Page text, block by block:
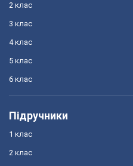
2 клас
3 клас
4 клас
5 клас
6 клас
Підручники
1 клас
2 клас